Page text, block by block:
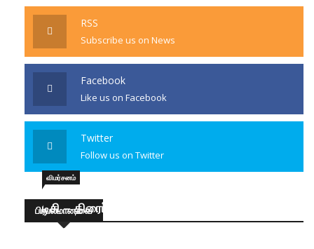
RSS
Subscribe us on News
Facebook
Like us on Facebook
Twitter
Follow us on Twitter
பிரபலமானவை
விமர்சனம்
டிசி – திரைப்பட விமர்சனம்
August 8, 2026